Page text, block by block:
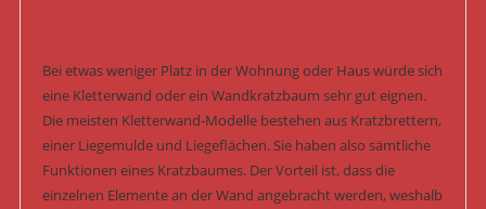
Bei etwas weniger Platz in der Wohnung oder Haus würde sich
eine Kletterwand oder ein Wandkratzbaum sehr gut eignen.
Die meisten Kletterwand-Modelle bestehen aus Kratzbrettern,
einer Liegemulde und Liegeflächen. Sie haben also sämtliche
Funktionen eines Kratzbaumes. Der Vorteil ist, dass die
einzelnen Elemente an der Wand angebracht werden, weshalb